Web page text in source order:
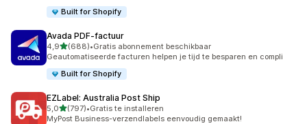
Built for Shopify
Avada PDF‑factuur
4,9van 5 sterren
(688)
688 recensies in totaal
•Gratis abonnement beschikbaar
Geautomatiseerde facturen helpen je tijd te besparen en compli
Built for Shopify
EZLabel: Australia Post Ship
5,0van 5 sterren
(797)
797 recensies in totaal
•Gratis te installeren
MyPost Business-verzendlabels eenvoudig gemaakt!